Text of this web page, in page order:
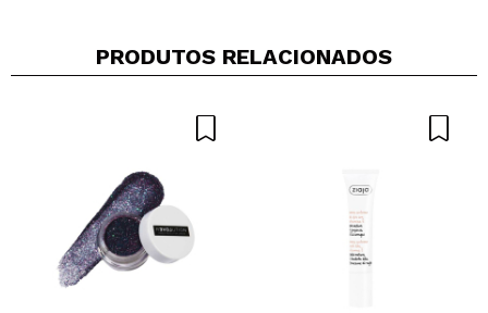
PRODUTOS RELACIONADOS